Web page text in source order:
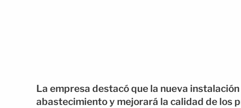
La empresa destacó que la nueva
abastecimiento y mejorará la calidad de los